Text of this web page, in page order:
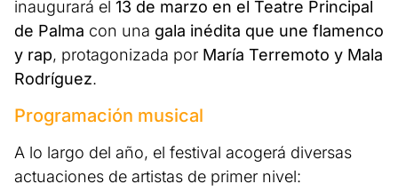
inaugurará el 13 de marzo en el Teatre Principal
de Palma con una gala inédita que une flamenco
y rap, protagonizada por María Terremoto y Mala
Rodríguez.
Programación musical
A lo largo del año, el festival acogerá diversas
actuaciones de artistas de primer nivel: